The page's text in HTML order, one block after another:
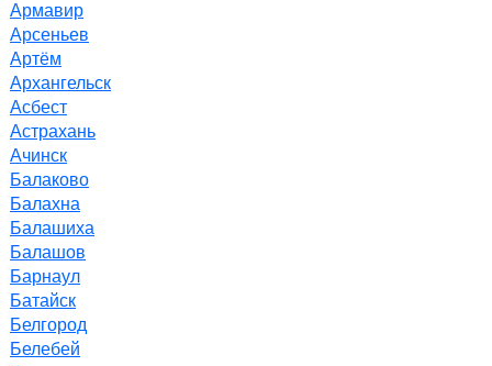
Армавир
Арсеньев
Артём
Архангельск
Асбест
Астрахань
Ачинск
Балаково
Балахна
Балашиха
Балашов
Барнаул
Батайск
Белгород
Белебей